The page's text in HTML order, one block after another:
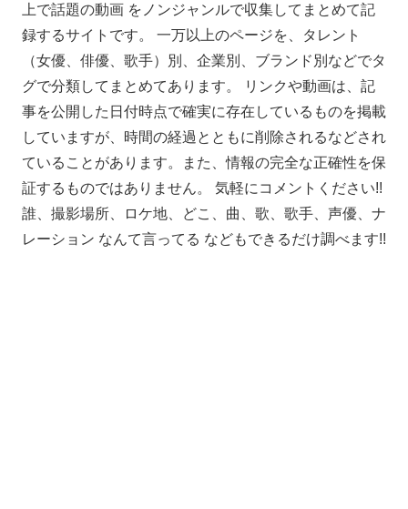
上で話題の動画 をノンジャンルで収集してまとめて記
録するサイトです。 一万以上のページを、タレント
（女優、俳優、歌手）別、企業別、ブランド別などでタ
グで分類してまとめてあります。 リンクや動画は、記
事を公開した日付時点で確実に存在しているものを掲載
していますが、時間の経過とともに削除されるなどされ
ていることがあります。また、情報の完全な正確性を保
証するものではありません。 気軽にコメントください!!
誰、撮影場所、ロケ地、どこ、曲、歌、歌手、声優、ナ
レーション なんて言ってる などもできるだけ調べます!!